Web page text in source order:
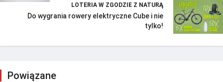
LOTERIA W ZGODZIE Z NATURĄ
Do wygrania rowery elektryczne Cube i nie
tylko!
Powiązane